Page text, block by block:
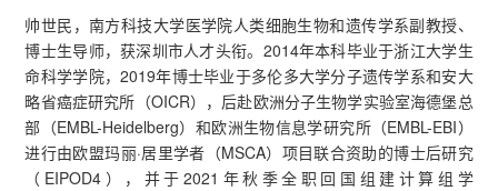
帅世民，南方科技大学医学院人类细胞生物和遗传学系副教授、
博士生导师，获深圳市人才头衔。2014年本科毕业于浙江大学生
命科学学院，2019年博士毕业于多伦多大学分子遗传学系和安大
略省癌症研究所（OICR），后赴欧洲分子生物学实验室海德堡总
部（EMBL-Heidelberg）和欧洲生物信息学研究所（EMBL-EBI）
进行由欧盟玛丽·居里学者（MSCA）项目联合资助的博士后研究
（EIPOD4），并于2021年秋季全职回国组建计算组学